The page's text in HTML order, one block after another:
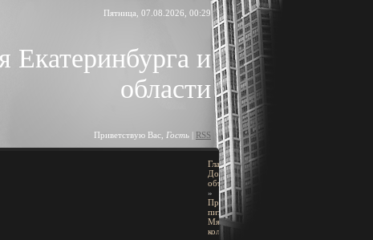
Пятница, 07.08.2026, 00:29
Екатеринбурга и
области
Приветствую Вас Гость | RSS
Главная»
Доска
объявлений
»
Продукты
питания»
Мясо,
колбасы